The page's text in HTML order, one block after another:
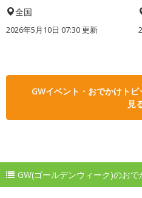
全国
2026年5月10日 07:30 更新
GWイベント・おでかけト
見
GW(ゴールデンウィーク)のお